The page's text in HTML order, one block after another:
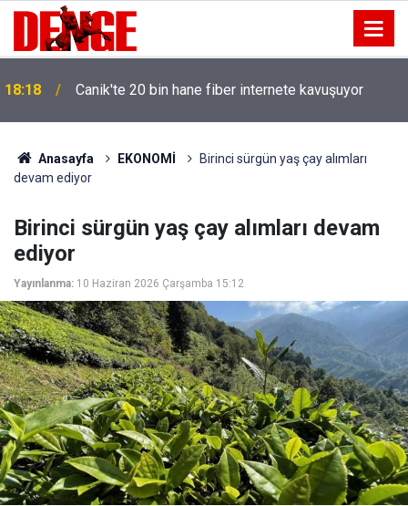
18:18 Canik'te 20 bin hane fiber internete kavuşuyor
Anasayfa EKONOMİ
Birinci sürgün yaş çay alımları
devam ediyor
Birinci sürgün yaş çay alımları devam
ediyor
Yayınlanma: 10 Haziran 2026 Çarşamba 15:12